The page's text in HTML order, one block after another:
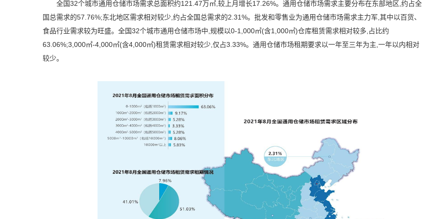
全国32个城市通用仓储市场需求总面积约121.47万㎡,较上月增长17.26%。通用仓储市场需求主要分布在东部地区,约占全
国总需求的57.76%;东北地区需求相对较少,约占全国总需求的2.31%。批发和零售业为通用仓储市场需求主力军,其中以百货、
食品行业需求较为旺盛。全国32个城市通用仓储市场中,规模以0-1,000㎡(含1,000㎡)仓库租赁需求相对较多,占比约
63.06%;3,000㎡-4,000㎡(含4,000㎡)租赁需求相对较少,仅占3.33%。通用仓储市场租期要求以一年至三年为主,一年以内相对
较少。